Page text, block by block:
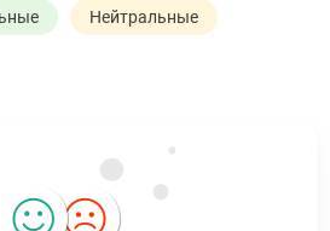
Нейтральные